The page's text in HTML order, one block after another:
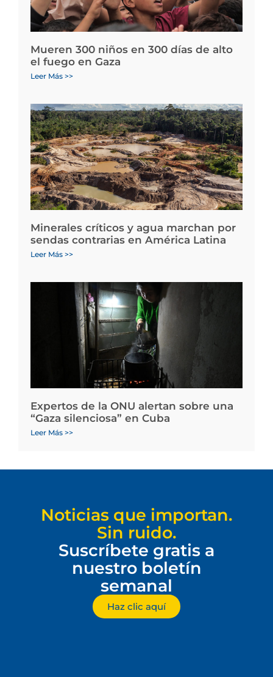
Mueren 300 niños en 300 días de alto
el fuego en Gaza
Leer Más >>
Minerales críticos y agua marchan por
sendas contrarias en América Latina
Leer Más >>
Expertos de la ONU alertan sobre una
“Gaza silenciosa” en Cuba
Leer Más >>
Noticias que importan.
Sin ruido.
Suscríbete gratis a
nuestro boletín
semanal
Haz clic aquí